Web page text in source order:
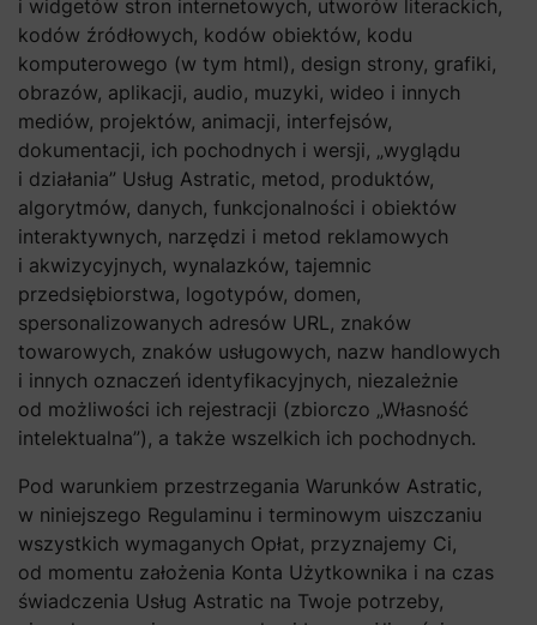
i widgetów stron internetowych, utworów literackich,
kodów źródłowych, kodów obiektów, kodu
komputerowego (w tym html), design strony, grafiki,
obrazów, aplikacji, audio, muzyki, wideo i innych
mediów, projektów, animacji, interfejsów,
dokumentacji, ich pochodnych i wersji, „wyglądu
i działania” Usług Astratic, metod, produktów,
algorytmów, danych, funkcjonalności i obiektów
interaktywnych, narzędzi i metod reklamowych
i akwizycyjnych, wynalazków, tajemnic
przedsiębiorstwa, logotypów, domen,
spersonalizowanych adresów URL, znaków
towarowych, znaków usługowych, nazw handlowych
i innych oznaczeń identyfikacyjnych, niezależnie
od możliwości ich rejestracji (zbiorczo „Własność
intelektualna”), a także wszelkich ich pochodnych.
Pod warunkiem przestrzegania Warunków Astratic,
w niniejszego Regulaminu i terminowym uiszczaniu
wszystkich wymaganych Opłat, przyznajemy Ci,
od momentu założenia Konta Użytkownika i na czas
świadczenia Usług Astratic na Twoje potrzeby,